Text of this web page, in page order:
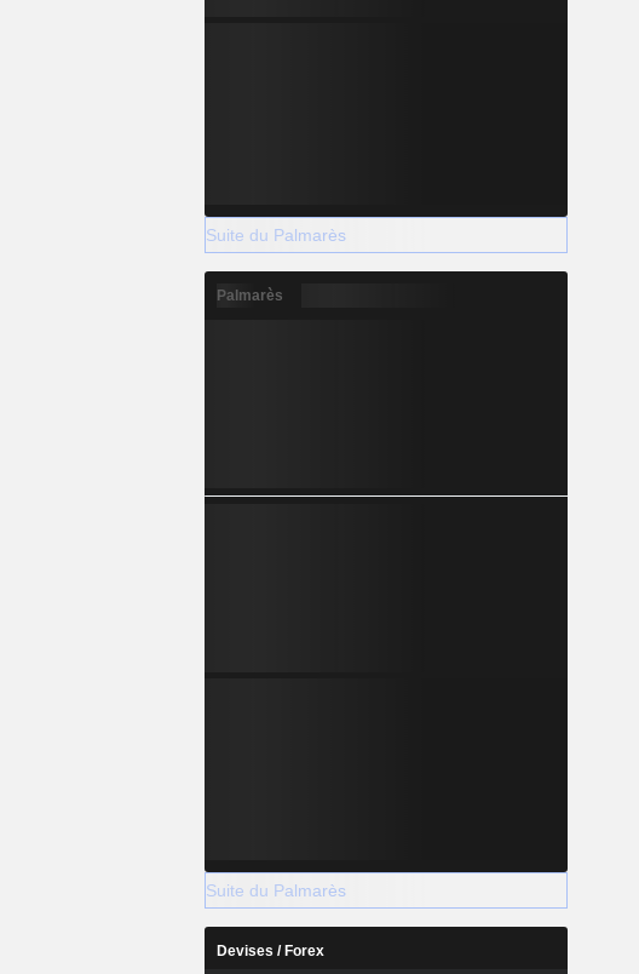
Suite du Palmarès
Palmarès
Suite du Palmarès
Devises / Forex